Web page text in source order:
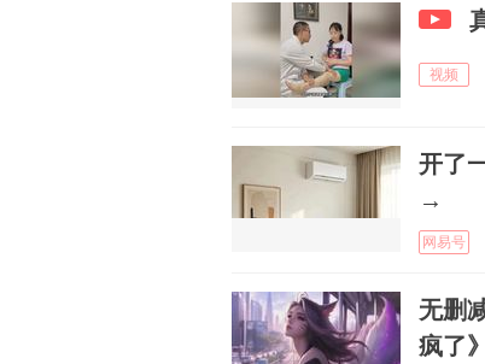
视频
开了
→
网易号
无删
疯了